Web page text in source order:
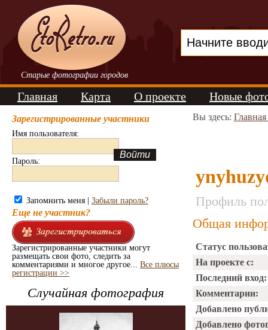
Старые фотографии городов
Главная Карта О проекте Новые
Зарегистрированные участники
Имя пользователя:
Пароль:
Запомнить меня | Забыли пароль?
Еще не участник?
Зарегистрированные участники могут
размещать свои фото, следить за
комментариями и многое другое... Все плюсы
регистрации >>
Случайная фотография
Вы здесь:
Профиль
Общая
Статус
На проекте с:
Последний вход:
Комментарии:
Добавлено
Добавлено